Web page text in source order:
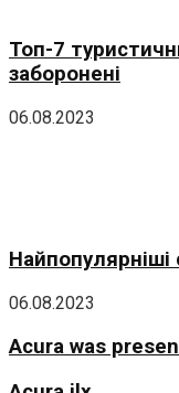
Топ-7
заборонені
06.08.2023
06.08.2023
Acura was